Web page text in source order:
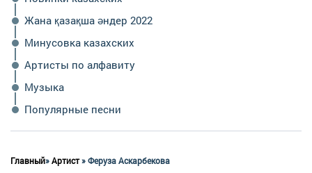
Жана қазақша әндер 2022
Минусовка казахских
Артисты по алфавиту
Музыка
Популярные песни
Главный»Артист» Феруза Аскарбекова